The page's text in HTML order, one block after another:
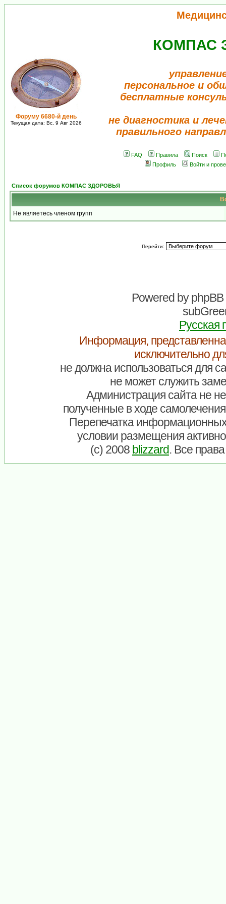
Форуму 6680-й день
Текущая дата: Вс, 9 Авг 2026
КОМПАС
персональное и
бесплатные
не диагностика и
правильного
FAQ Правила Поиск
Профиль
Войти и
Список форумов КОМПАС ЗДОРОВЬЯ
Не являетесь членом групп
Перейти:
Powered byphpBB
Русская
Информация,
исключительно
не должна использоваться для
не может служить
Администрация сайта не
полученные в ходе
Перепечатка
условии размещения
(c) 2008 blizzard. Все